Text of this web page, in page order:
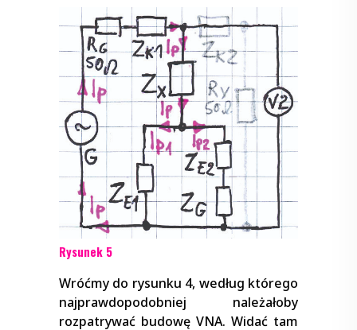
Rysunek 5
Wróćmy do rysunku 4, według którego
najprawdopodobniej należałoby
rozpatrywać budowę VNA. Widać tam